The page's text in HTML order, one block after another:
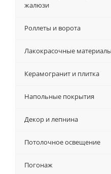
жалюзи
Роллеты и ворота
Лакокрасочные материалы
Керамогранит и плитка
Напольные покрытия
Декор и лепнина
Потолочное освещение
Погонаж